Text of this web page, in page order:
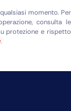
momento. Per
consulta le
protezione e rispetto
.